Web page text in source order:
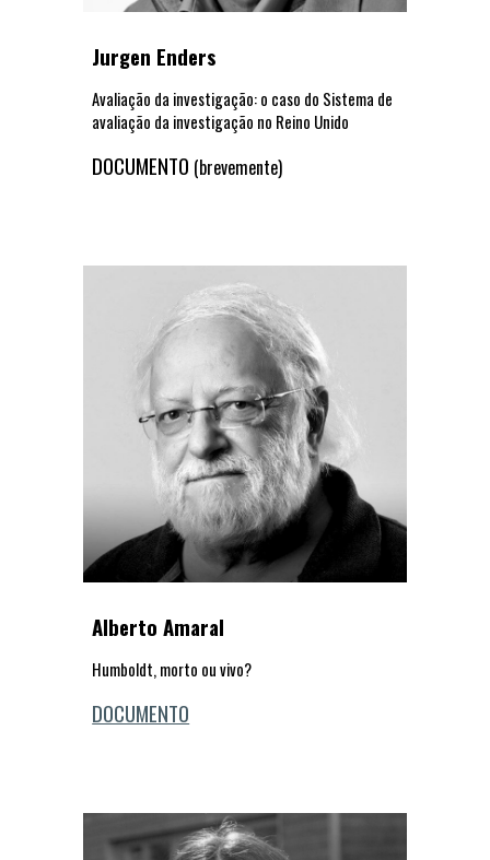
Jurgen Enders
Avaliação da investigação: o caso do Sistema de
avaliação da investigação no Reino Unido
DOCUMENTO (brevemente)
Alberto Amaral
Humboldt, morto ou vivo?
DOCUMENTO